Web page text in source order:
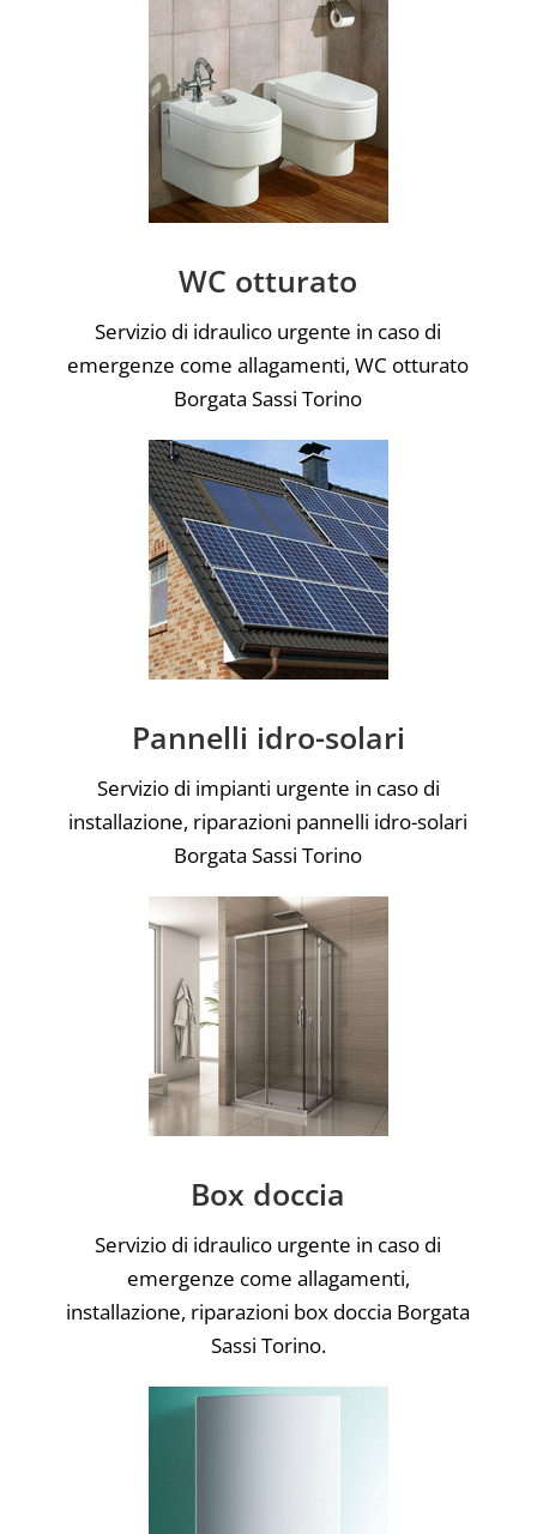
WC otturato
Servizio di idraulico urgente in caso di
emergenze come allagamenti, WC otturato
Borgata Sassi Torino
Pannelli idro-solari
Servizio di impianti urgente in caso di
installazione, riparazioni pannelli idro-solari
Borgata Sassi Torino
Box doccia
Servizio di idraulico urgente in caso di
emergenze come allagamenti,
installazione, riparazioni box doccia Borgata
Sassi Torino.